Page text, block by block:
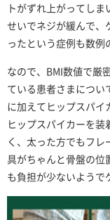
トがずれ上がってし
せいでネジが緩んで、
ったという症例も数例
なので、BMI数値で厳
ている患者さまについ
に加えてヒップスパイ
ヒップスパイカーを
く、太った方でもフ
具がちゃんと骨盤の位
も負担が少ないようで